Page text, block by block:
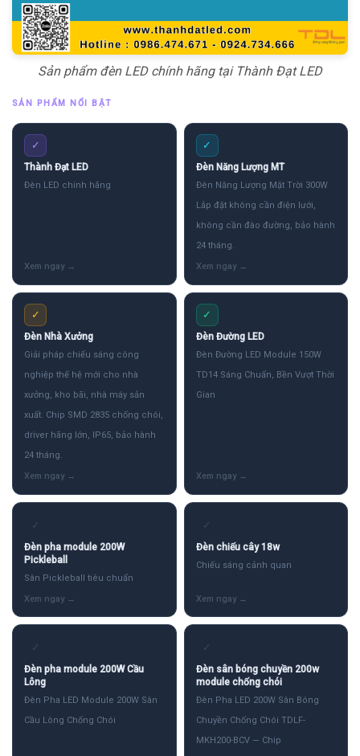
Sản phẩm đèn LED chính hãng tại Thành Đạt LED
SẢN PHẨM NỔI BẬT
✓
Thành Đạt LED
Đèn LED chính hãng
✓
Đèn Năng Lượng MT
Đèn Năng Lượng Mặt Trời 300W
Lắp đặt không cần điện lưới,
không cần đào đường, bảo hành
24 tháng.
✓
Đèn Nhà Xưởng
Giải pháp chiếu sáng công
nghiệp thế hệ mới cho nhà
xưởng, kho bãi, nhà máy sản
xuất. Chip SMD 2835 chống chói,
driver hãng lớn, IP65, bảo hành
24 tháng.
✓
Đèn Đường LED
Đèn Đường LED Module 150W
TD14 Sáng Chuẩn, Bền Vượt Thời
Gian
✓
Đèn pha module 200W
Pickleball
Sân Pickleball tiêu chuẩn
✓
Đèn chiếu cây 18w
Chiếu sáng cảnh quan
✓
Đèn pha module 200W Cầu
Lông
Đèn Pha LED Module 200W Sân
Cầu Lông Chống Chói
✓
Đèn sân bóng chuyền 200w
module chống chói
Đèn Pha LED 200W Sân Bóng
Chuyền Chống Chói TDLF-
MKH200-BCV — Chip